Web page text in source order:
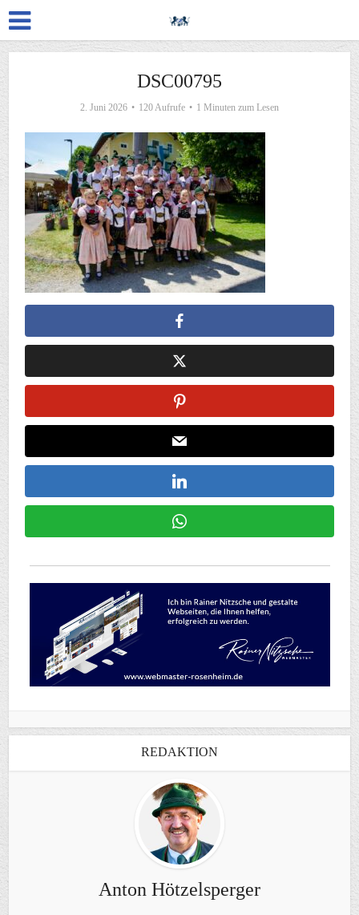
DSC00795
2. Juni 2026 120 Aufrufe 1 Minuten zum Lesen
REDAKTION
Anton Hötzelsperger